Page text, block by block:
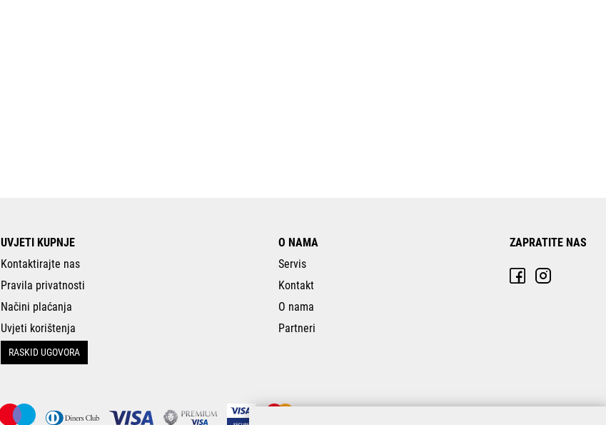
UVJETI KUPNJE
Kontaktirajte nas
Pravila privatnosti
Načini plaćanja
Uvjeti korištenja
RASKID UGOVORA
O NAMA
Servis
Kontakt
O nama
Partneri
ZAPRATITE NAS